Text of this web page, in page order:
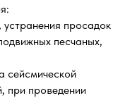
устранения просадок
песчаных,
сейсмической
при проведении